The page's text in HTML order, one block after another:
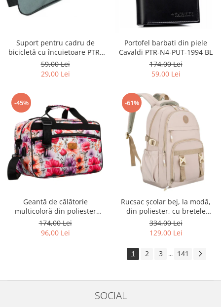
Suport pentru cadru de
bicicletă cu încuietoare PTR-
AR-S-101
59,00 Lei
29,00 Lei
Portofel barbati din piele
Cavaldi PTR-N4-PUT-1994 BL
174,00 Lei
59,00 Lei
-45%
Geantă de călătorie
multicoloră din poliester
rezistent cu port USB,
acoperită cu un model vegetal
- Rovicky PTR-R-TL15608-8831
174,00 Lei
96,00 Lei
-61%
Rucsac școlar bej, la modă,
din poliester, cu bretele
reglabile - Peterson PTR-PTN
8594-1389 BEIGE
334,00 Lei
129,00 Lei
1 2 3 ... 141
SOCIAL